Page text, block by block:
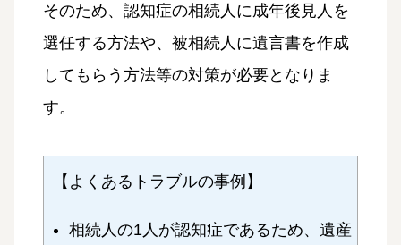
そのため、認知症の相続人に成年後見人を
選任する方法や、被相続人に遺言書を作成
してもらう方法等の対策が必要となりま
す。
【よくあるトラブルの事例】
相続人の1人が認知症であるため、遺産